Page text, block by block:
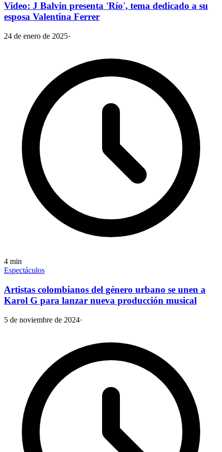
Video: J Balvin presenta 'Río', tema dedicado a su
esposa Valentina Ferrer
24 de enero de 2025·
4 min
Espectáculos
Artistas colombianos del género urbano se unen a
Karol G para lanzar nueva producción musical
5 de noviembre de 2024·